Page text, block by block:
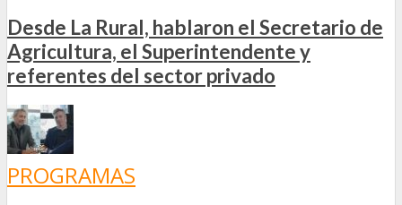
Desde La Rural, hablaron el Secretario de
Agricultura, el Superintendente y
referentes del sector privado
PROGRAMAS